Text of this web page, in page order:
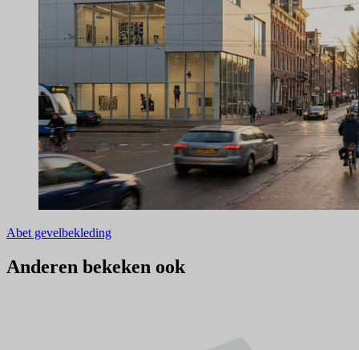
Abet gevelbekleding
Anderen bekeken ook